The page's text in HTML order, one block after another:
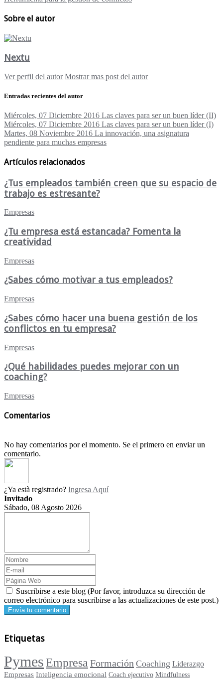
Sobre el autor
Nextu
Ver perfil del autor Mostrar mas post del autor
Entradas recientes del autor
Miércoles, 07 Diciembre 2016 Las claves para ser un buen líder (II)
Miércoles, 07 Diciembre 2016 Las claves para ser un buen líder (I)
Martes, 08 Noviembre 2016 La innovación, una asignatura
pendiente para muchas empresas
Artículos relacionados
¿Tus empleados también creen que su espacio de
trabajo es estresante?
Empresas
¿Tu empresa está estancada? Fomenta la
creatividad
Empresas
¿Sabes cómo motivar a tus empleados?
Empresas
¿Sabes cómo hacer una buena gestión de los
conflictos en tu empresa?
Empresas
¿Qué habilidades puedes mejorar con un
coaching?
Empresas
Comentarios
No hay comentarios por el momento. Se el primero en enviar un
comentario.
¿Ya està registrado? Ingresa Aquí
Invitado
Sábado, 08 Agosto 2026
Suscribirse a este blog (Por favor, introduzca su dirección de
correo electrónico para suscribirse a las actualizaciones de este post.)
Envía tu comentario
Etiquetas
PymesEmpresa Formación Coaching Liderazgo
Empresas Inteligencia emocional Coach ejecutivo Mindfulness